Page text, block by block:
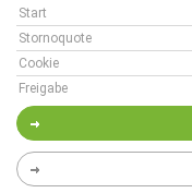
Start
Stornoquote
Cookie
Freigabe